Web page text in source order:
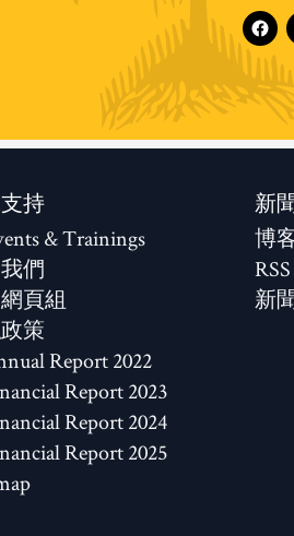
新
博
新
持
& Trainings
們
頁組
策
2022 Annual Report
2023 Financial Report
2024 Financial Report
2025 Financial Report